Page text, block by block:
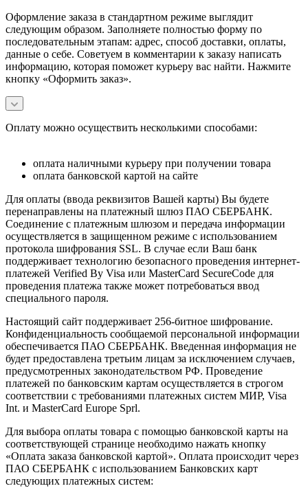
Оформление заказа в стандартном режиме выглядит
следующим образом. Заполняете полностью форму по
последовательным этапам: адрес, способ доставки, оплаты,
данные о себе. Советуем в комментарии к заказу написать
информацию, которая поможет курьеру вас найти. Нажмите
кнопку «Оформить заказ».
Оплату можно осуществить несколькими способами:
оплата наличными курьеру при получении товара
оплата банковской картой на сайте
Для оплаты (ввода реквизитов Вашей карты) Вы будете
перенаправлены на платежный шлюз ПАО СБЕРБАНК.
Соединение с платежным шлюзом и передача информации
осуществляется в защищенном режиме с использованием
протокола шифрования SSL. В случае если Ваш банк
поддерживает технологию безопасного проведения интернет-
платежей Verified By Visa или MasterCard SecureCode для
проведения платежа также может потребоваться ввод
специального пароля.
Настоящий сайт поддерживает 256-битное шифрование.
Конфиденциальность сообщаемой персональной информации
обеспечивается ПАО СБЕРБАНК. Введенная информация не
будет предоставлена третьим лицам за исключением случаев,
предусмотренных законодательством РФ. Проведение
платежей по банковским картам осуществляется в строгом
соответствии с требованиями платежных систем МИР, Visa
Int. и MasterCard Europe Sprl.
Для выбора оплаты товара с помощью банковской карты на
соответствующей странице необходимо нажать кнопку
«Оплата заказа банковской картой». Оплата происходит через
ПАО СБЕРБАНК с использованием Банковских карт
следующих платежных систем: